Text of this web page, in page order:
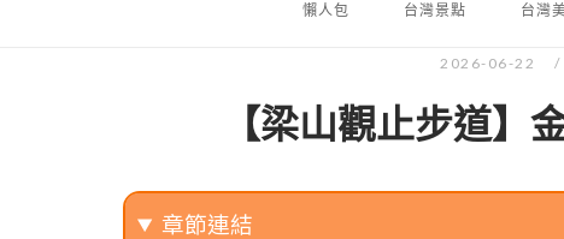
懶人包 台灣景點 台灣
2026-06-22
【梁山觀止步道】
章節連結